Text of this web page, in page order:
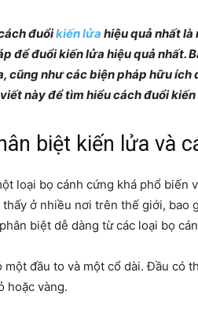
đuổikiến lửa hiệu quả nhất
để đuổi kiến lửa hiệu quả nhất.
cũng như các biện pháp hữu ích
này để tìm hiểu cách đuổi
biệt kiến lửa và
loại bọ cánh cứng khá phổ biến
ở nhiều nơi trên thế giới, bao
biệt dễ dàng từ các loại bọ
một đầu to và một cổ dài. Đầu có
hoặc vàng.